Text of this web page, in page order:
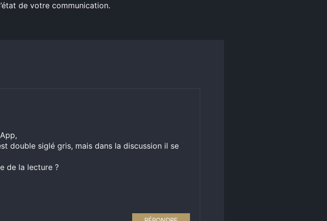
de votre communication.
double siglé gris, mais dans la discussion il se
de la lecture ?